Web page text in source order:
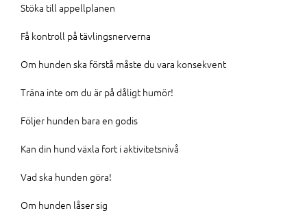
Stöka till appellplanen
Få kontroll på tävlingsnerverna
Om hunden ska förstå måste du vara konsekvent
Träna inte om du är på dåligt humör!
Följer hunden bara en godis
Kan din hund växla fort i aktivitetsnivå
Vad ska hunden göra!
Om hunden låser sig